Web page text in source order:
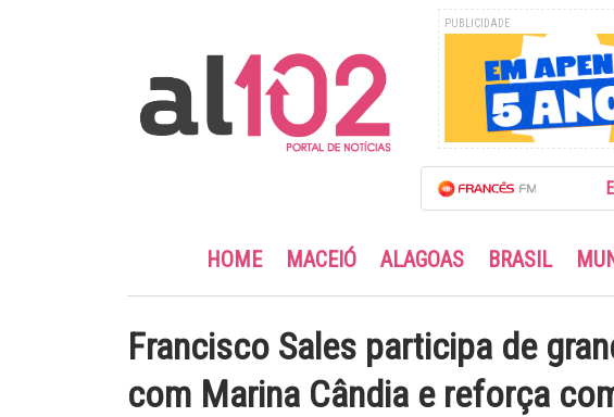
PUBLICIDADE
HOME MACEIÓ ALAGOAS BRASIL
Francisco Sales participa de
com Marina Cândia e reforça